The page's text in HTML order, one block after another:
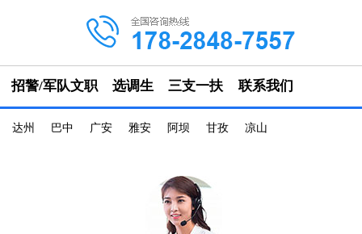
招警/军队文职 选调生 三支一扶 联系我们
达州 巴中 广安 雅安 阿坝 甘孜 凉山